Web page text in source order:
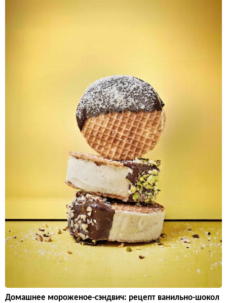
Домашнее мороженое-сэндвич: рецепт ванильно-шокол